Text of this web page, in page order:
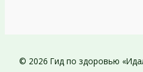
© 2026 Гид по здоровью